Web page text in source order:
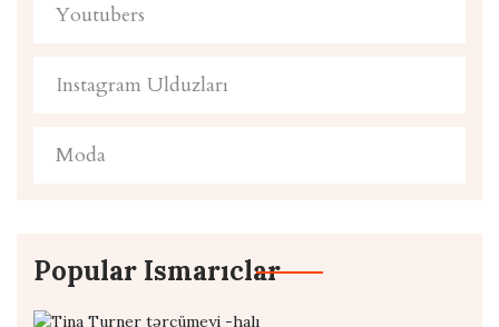
Youtubers
Instagram Ulduzları
Moda
Popular Ismarıclar